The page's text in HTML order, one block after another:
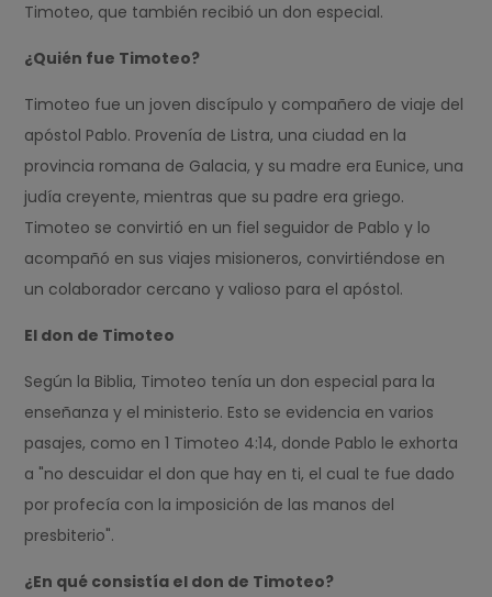
Timoteo, que también recibió un don especial.
¿Quién fue Timoteo?
Timoteo fue un joven discípulo y compañero de viaje del
apóstol Pablo. Provenía de Listra, una ciudad en la
provincia romana de Galacia, y su madre era Eunice, una
judía creyente, mientras que su padre era griego.
Timoteo se convirtió en un fiel seguidor de Pablo y lo
acompañó en sus viajes misioneros, convirtiéndose en
un colaborador cercano y valioso para el apóstol.
El don de Timoteo
Según la Biblia, Timoteo tenía un don especial para la
enseñanza y el ministerio. Esto se evidencia en varios
pasajes, como en 1 Timoteo 4:14, donde Pablo le exhorta
a "no descuidar el don que hay en ti, el cual te fue dado
por profecía con la imposición de las manos del
presbiterio".
¿En qué consistía el don de Timoteo?